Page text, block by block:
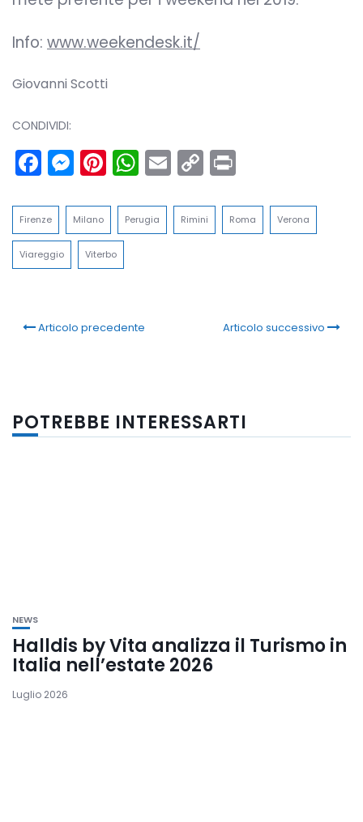
Info: www.weekendesk.it/
Giovanni Scotti
CONDIVIDI:
Facebook
Messenger
Pinterest
WhatsApp
Email
Copy
Link
Firenze Milano Perugia Rimini Roma Verona
Viareggio Viterbo
Articolo precedente Articolo successivo
POTREBBE INTERESSARTI
NEWS
Halldis by Vita analizza il Turismo in
Italia nell’estate 2026
Luglio 2026